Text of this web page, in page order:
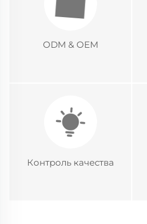
ODM & OEM
Контроль качества